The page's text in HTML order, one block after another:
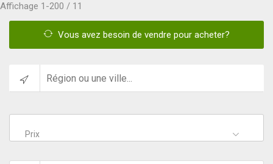
Vous avez besoin de vendre pour acheter?
Prix
Affichage 1-200 / 11